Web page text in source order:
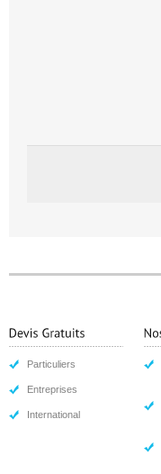
Particuliers
Entreprises
International